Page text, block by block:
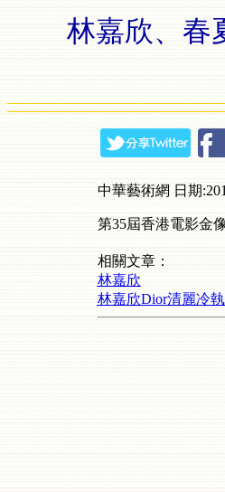
林嘉欣、春
中華藝術網 日期
第35屆香港電影金
相關文章：
林嘉欣
林嘉欣Dior清麗冷